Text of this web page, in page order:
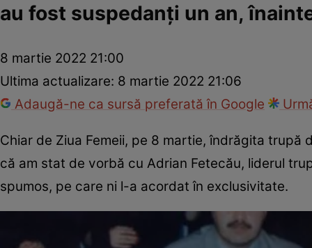
au fost suspedanţi un an,
8 martie 2022 21:00
Ultima actualizare: 8 martie 2022 21:06
Adaugă-ne ca sursă preferată în Google
Chiar de Ziua Femeii, pe 8 martie, îndrăgita
că am stat de vorbă cu Adrian Fetecău, liderul
spumos, pe care ni l-a acordat în exclusivitate.